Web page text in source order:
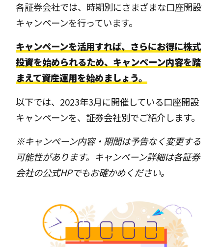
各証券会社では、時期別にさまざまな口座開設
キャンペーンを行っています。
キャンペーンを活用すれば、さらにお得に株式
投資を始められるため、キャンペーン内容を踏
まえて資産運用を始めましょう。
以下では、2023年3月に開催している口座開設
キャンペーンを、証券会社別でご紹介します。
※キャンペーン内容・期間は予告なく変更する
可能性があります。キャンペーン詳細は各証券
会社の公式HPでもお確かめください。